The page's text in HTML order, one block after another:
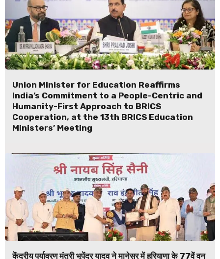
Union Minister for Education Reaffirms
India’s Commitment to a People-Centric and
Humanity-First Approach to BRICS
Cooperation, at the 13th BRICS Education
Ministers’ Meeting
केंद्रीय पर्यावरण मंत्री भूपेंद्र यादव ने मानेसर में हरियाणा के 77वें वन